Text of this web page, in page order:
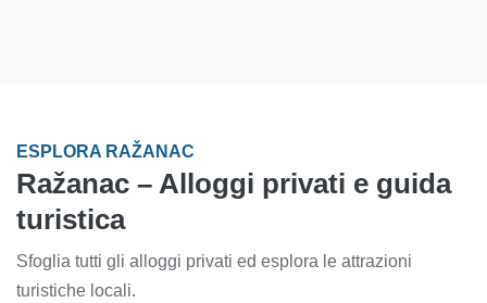
ESPLORA RAŽANAC
Ražanac – Alloggi privati e guida
turistica
Sfoglia tutti gli alloggi privati ed esplora le attrazioni
turistiche locali.